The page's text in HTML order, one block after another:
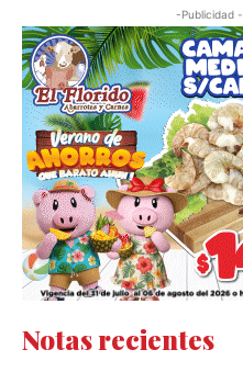
-Publicidad -
Notas recientes